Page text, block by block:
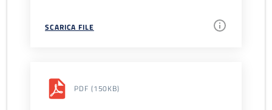
SCARICA FILE
PDF (150KB)